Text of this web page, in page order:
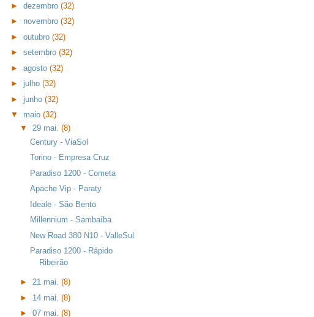
► dezembro (32)
► novembro (32)
► outubro (32)
► setembro (32)
► agosto (32)
► julho (32)
► junho (32)
▼ maio (32)
▼29 mai.(8)
Century - ViaSol
Torino - Empresa Cruz
Paradiso 1200 - Cometa
Apache Vip - Paraty
Ideale - São Bento
Millennium - Sambaíba
New Road 380 N10 - ValleSul
Paradiso 1200 - Rápido
Ribeirão
►21 mai.(8)
► 14 mai.(8)
►07 mai.(8)